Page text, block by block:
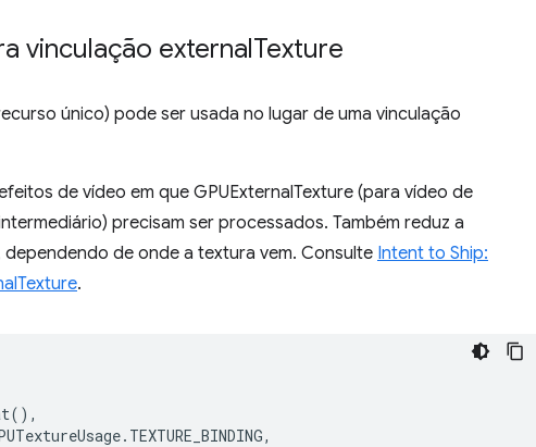
vinculação externalTexture
único) pode ser usada no lugar de uma vinculação
de vídeo em que GPUExternalTexture (para vídeo de
precisam ser processados. Também reduz a
de onde a textura vem. Consulte Intent to Ship:
.
(),
. TEXTURE_BINDING,